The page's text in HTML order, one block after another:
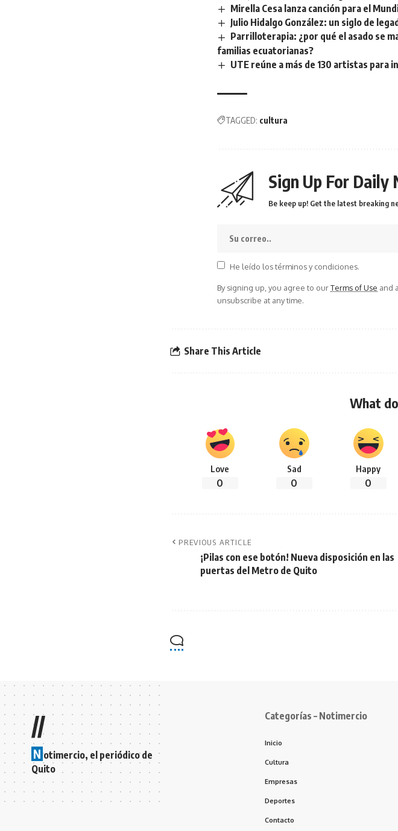
Mirella Cesa lanza canción para el
Julio Hidalgo González: un siglo de
Parrilloterapia: ¿por qué el asado se
familias ecuatorianas?
UTE reúne a más de 130 artistas
TAGGED: cultura
Sign Up For
Be keep up! Get the latest breaking
He leído los términos y condiciones.
By signing up, you agree to ourTerms of Use and
unsubscribe at any time.
Share This Article
What
Love
0
Sad
0
Happy
0
PREVIOUS ARTICLE
¡Pilas con ese botón! Nueva disposición en las
puertas del Metro de Quito
//
N otimercio, el periódico de
Quito
Categorías – Notimercio
Inicio
Cultura
Empresas
Deportes
Contacto